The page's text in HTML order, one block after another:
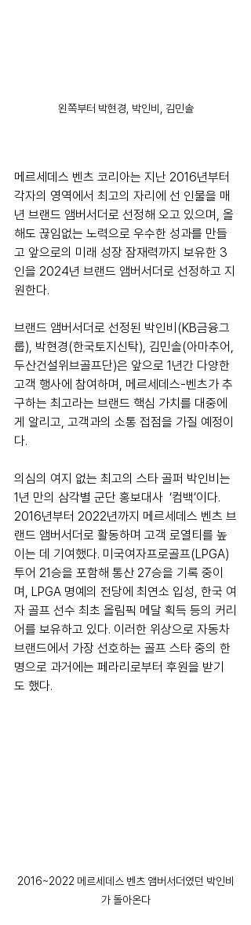
왼쪽부터 박현경, 박인비, 김민솔
메르세데스 벤츠 코리아는 지난 2016년부터
각자의 영역에서 최고의 자리에 선 인물을 매
년 브랜드 앰버서더로 선정해 오고 있으며, 올
해도 끊임없는 노력으로 우수한 성과를 만들
고 앞으로의 미래 성장 잠재력까지 보유한 3
인을 2024년 브랜드 앰버서더로 선정하고 지
원한다.
브랜드 앰버서더로 선정된 박인비(KB금융그
룹), 박현경(한국토지신탁), 김민솔(아마추어,
두산건설위브골프단)은 앞으로 1년간 다양한
고객 행사에 참여하며, 메르세데스-벤츠가 추
구하는 최고라는 브랜드 핵심 가치를 대중에
게 알리고, 고객과의 소통 접점을 가질 예정이
다.
의심의 여지 없는 최고의 스타 골퍼 박인비는
1년 만의 삼각별 군단 홍보대사  ‘컴백’이다.
2016년부터 2022년까지 메르세데스 벤츠 브
랜드 앰버서더로 활동하며 고객 로열티를 높
이는 데 기여했다. 미국여자프로골프(LPGA)
투어 21승을 포함해 통산 27승을 기록 중이
며, LPGA 명예의 전당에 최연소 입성, 한국 여
자 골프 선수 최초 올림픽 메달 획득 등의 커리
어를 보유하고 있다. 이러한 위상으로 자동차
브랜드에서 가장 선호하는 골프 스타 중의 한
명으로 과거에는 페라리로부터 후원을 받기
도 했다.
2016~2022 메르세데스 벤츠 앰버서더였던 박인비
가 돌아온다